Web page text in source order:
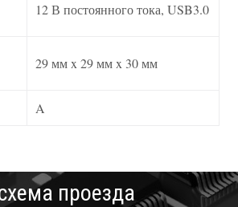
12 В постоянного тока, USB3.0
29 мм x 29 мм x 30 мм
A
проезда